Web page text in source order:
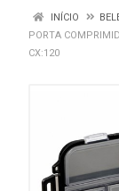
INÍCIO
PORTA
CX:120